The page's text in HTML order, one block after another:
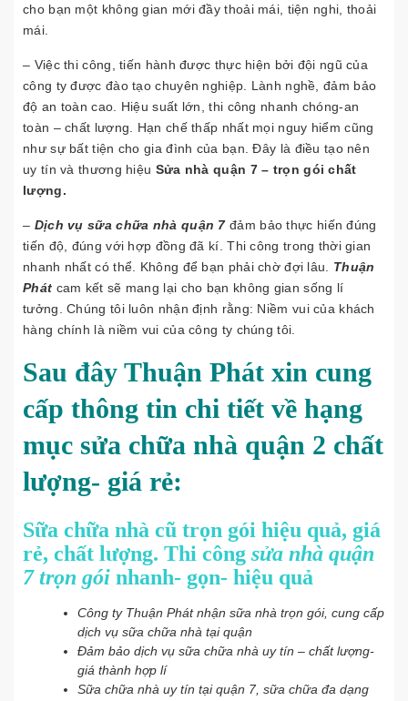
cho bạn một không gian mới đầy thoải mái, tiện nghi, thoải
mái.
– Việc thi công, tiến hành được thực hiện bởi đội ngũ của
công ty được đào tạo chuyên nghiệp. Lành nghề, đảm bảo
độ an toàn cao. Hiệu suất lớn, thi công nhanh chóng-an
toàn – chất lượng. Hạn chế thấp nhất mọi nguy hiểm cũng
như sự bất tiện cho gia đình của bạn. Đây là điều tạo nên
uy tín và thương hiệu Sửa nhà quận 7 – trọn gói chất
lượng.
– Dịch vụ sữa chữa nhà quận 7đảm bảo thực hiến đúng
tiến độ, đúng với hợp đồng đã kí. Thi công trong thời gian
nhanh nhất có thể. Không để bạn phải chờ đợi lâu. Thuận
Phát cam kết sẽ mang lại cho bạn không gian sống lí
tưởng. Chúng tôi luôn nhận định rằng: Niềm vui của khách
hàng chính là niềm vui của công ty chúng tôi.
Sau đây Thuận Phát xin cung
cấp thông tin chi tiết về hạng
mục sửa chữa nhà quận 2 chất
lượng- giá rẻ:
Sữa chữa nhà cũ trọn gói hiệu quả, giá
rẻ, chất lượng. Thi công sửa nhà quận
7 trọn gói nhanh- gọn- hiệu quả
Công ty Thuận Phát nhận sữa nhà trọn gói, cung cấp
dịch vụ sữa chữa nhà tại quận
Đảm bảo dịch vụ sữa chữa nhà uy tín – chất lượng-
giá thành hợp lí
Sữa chữa nhà uy tín tại quận 7, sữa chữa đa dạng